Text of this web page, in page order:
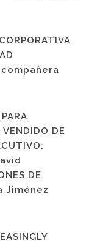
compañera
DE
DE
Jiménez